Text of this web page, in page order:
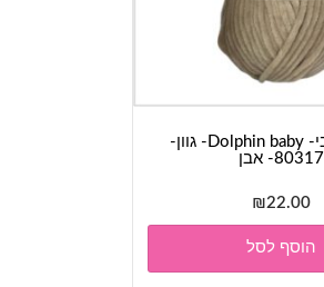
דולפין בייבי- Dolphin baby- גוון-
80317- אבן
₪22.00
הוסף לסל